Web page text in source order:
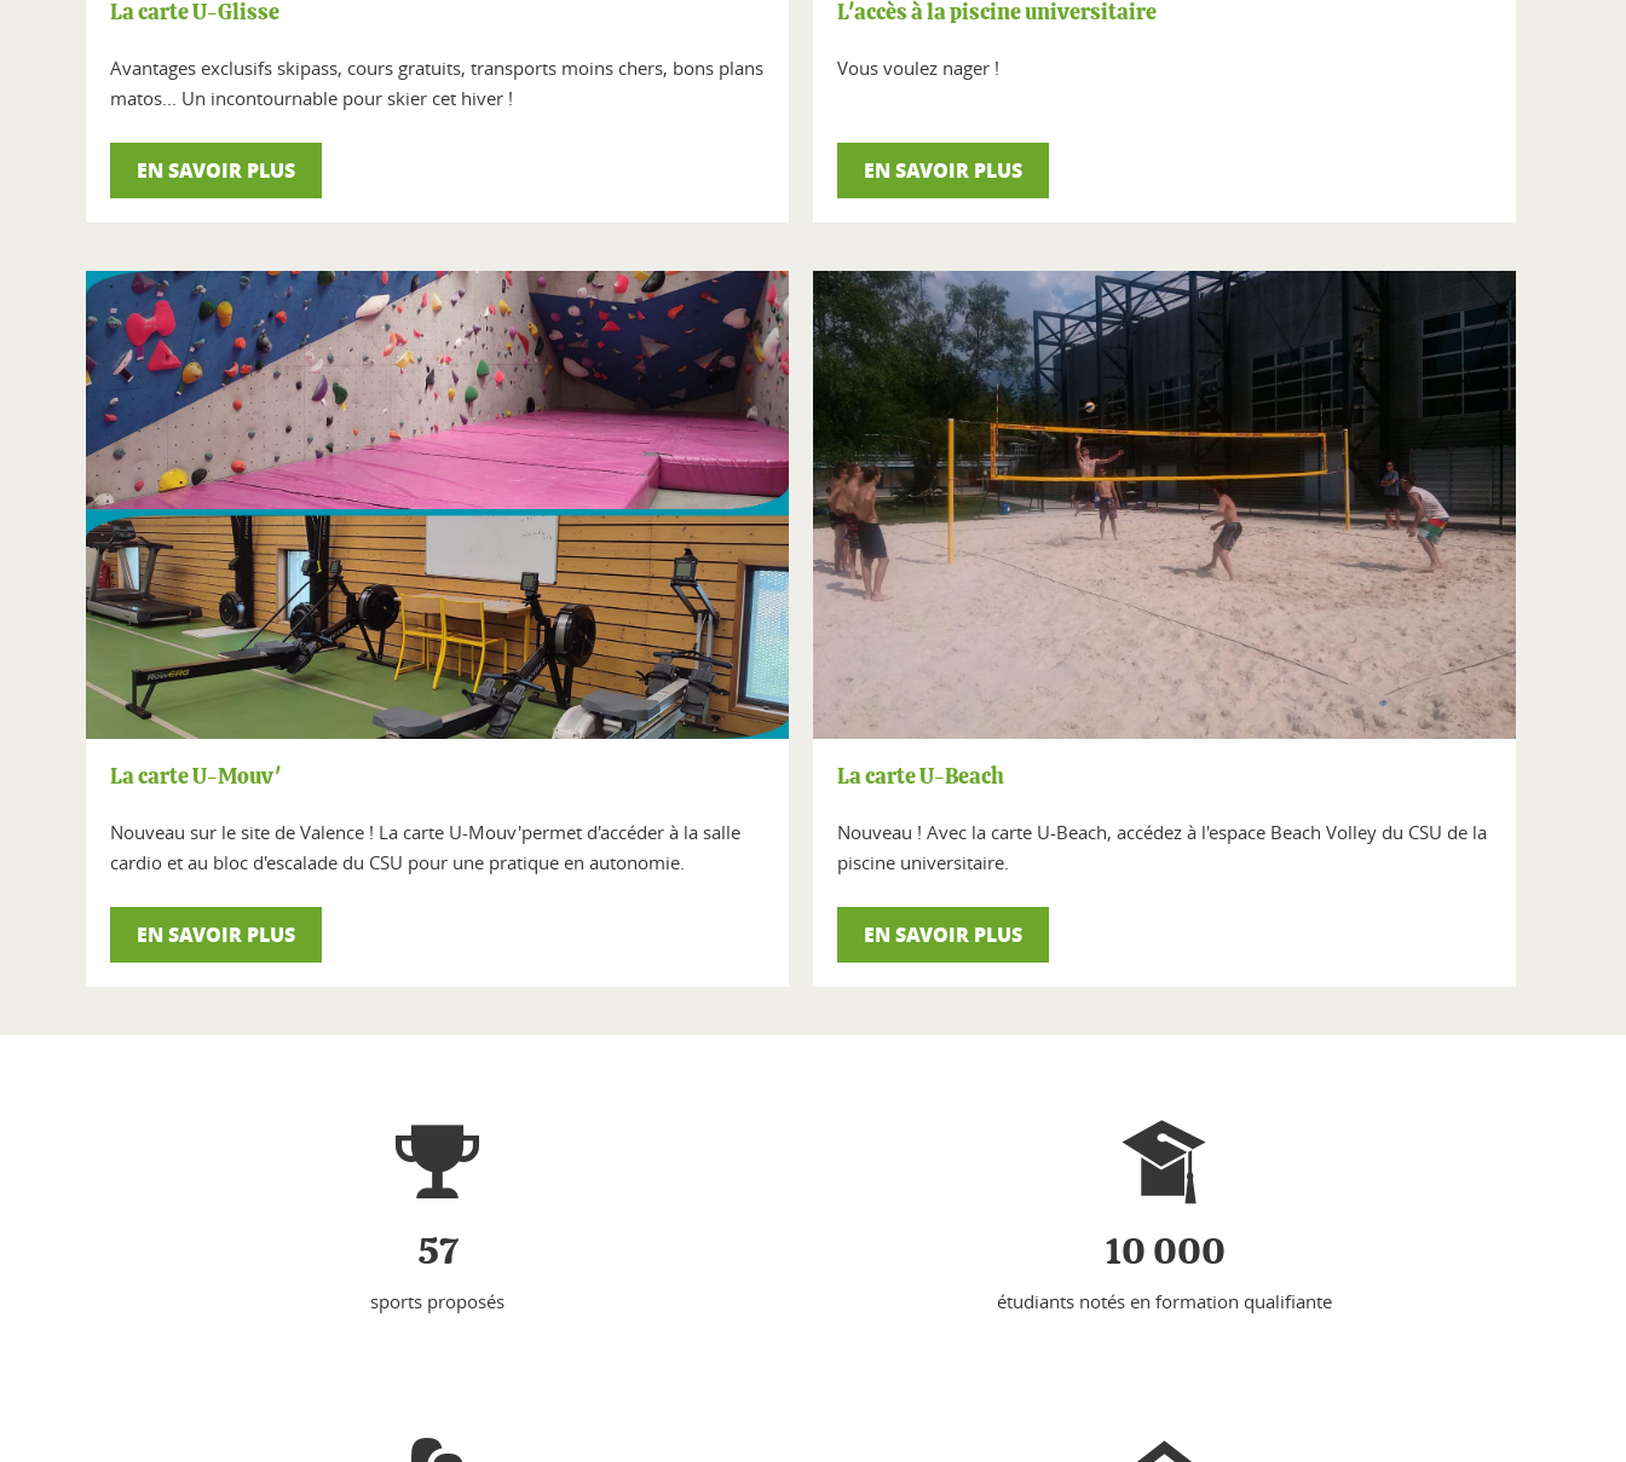
La carte U-Glisse
Avantages exclusifs skipass, cours gratuits, transports moins chers, bons plans
matos... Un incontournable pour skier cet hiver !
EN SAVOIR PLUS
L'accès à la piscine universitaire
Vous voulez nager !
EN SAVOIR PLUS
La carte U-Mouv'
Nouveau sur le site de Valence ! La carte U-Mouv'permet d'accéder à la salle
cardio et au bloc d'escalade du CSU pour une pratique en autonomie.
EN SAVOIR PLUS
La carte U-Beach
Nouveau ! Avec la carte U-Beach, accédez à l'espace Beach Volley du CSU de la
piscine universitaire.
EN SAVOIR PLUS
57
sports proposés
10 000
étudiants notés en formation qualifiante